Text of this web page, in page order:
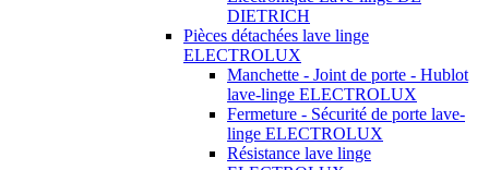
DIETRICH
Pièces détachées lave linge
ELECTROLUX
Manchette - Joint de porte - Hublot
lave-linge ELECTROLUX
Fermeture - Sécurité de porte lave-
linge ELECTROLUX
Résistance lave linge